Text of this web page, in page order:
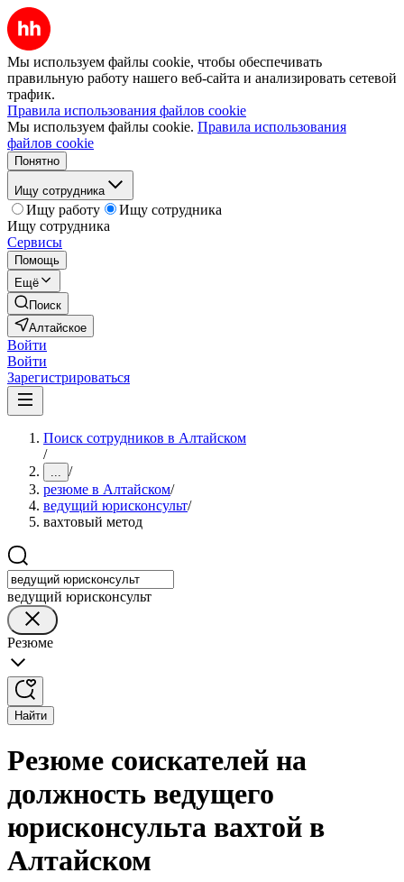
Мы используем файлы cookie, чтобы обеспечивать
правильную работу нашего веб-сайта и анализировать сетевой
трафик.
Правила использования файлов cookie
Мы используем файлы cookie. Правила использования
файлов cookie
Понятно
Ищу сотрудника
Ищу работу
Ищу сотрудника
Ищу сотрудника
Сервисы
Помощь
Ещё
Поиск
Алтайское
Войти
Войти
Зарегистрироваться
Поиск сотрудников в Алтайском
/
... /
резюме в Алтайском/
ведущий юрисконсульт/
вахтовый метод
ведущий юрисконсульт
Резюме
Найти
Резюме соискателей на
должность ведущего
юрисконсульта вахтой в
Алтайском